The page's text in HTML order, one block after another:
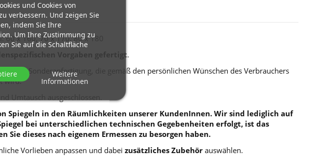
60 x 160, 70 x 170, 80 x 180
Vorgaben gefertigt.
als Sonderanfertigung, die gemäß den persönlichen Wünschen des Verbrauchers
wird.
Umtausch ausgeschlossen.
Spiegeln in den Räumlichkeiten unserer KundenInnen. Wir sind lediglich auf
bei unterschiedlichen technischen Gegebenheiten erfolgt, ist das
dieses nach eigenem Ermessen zu besorgen haben.
Vorlieben anpassen und dabei zusätzliches Zubehörauswählen.
und Cookies von
verbessern. Und zeigen Sie
indem Sie Ihre
Um Ihre Zustimmung zu
Sie auf die Schaltfläche
Weitere
Informationen